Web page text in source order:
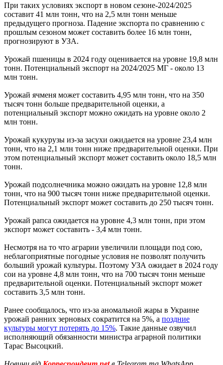
При таких условиях экспорт в новом сезоне-2024/2025
составит 41 млн тонн, что на 2,5 млн тонн меньше
предыдущего прогноза. Падение экспорта по сравнению с
прошлым сезоном может составить более 16 млн тонн,
прогнозируют в УЗА.
Урожай пшеницы в 2024 году оценивается на уровне 19,8 млн
тонн. Потенциальный экспорт на 2024/2025 МГ - около 13
млн тонн.
Урожай ячменя может составить 4,95 млн тонн, что на 350
тысяч тонн больше предварительной оценки, а
потенциальный экспорт можно ожидать на уровне около 2
млн тонн.
Урожай кукурузы из-за засухи ожидается на уровне 23,4 млн
тонн, что на 2,1 млн тонн ниже предварительной оценки. При
этом потенциальный экспорт может составить около 18,5 млн
тонн.
Урожай подсолнечника можно ожидать на уровне 12,8 млн
тонн, что на 900 тысяч тонн ниже предварительной оценки.
Потенциальный экспорт может составить до 250 тысяч тонн.
Урожай рапса ожидается на уровне 4,3 млн тонн, при этом
экспорт может составить - 3,4 млн тонн.
Несмотря на то что аграрии увеличили площади под сою,
неблагоприятные погодные условия не позволят получить
больший урожай культуры. Поэтому УЗА ожидает в 2024 году
сои на уровне 4,8 млн тонн, что на 700 тысяч тонн меньше
предварительной оценки. Потенциальный экспорт может
составить 3,5 млн тонн.
Ранее сообщалось, что из-за аномальной жары в Украине
урожай ранних зерновых сократится на 5%, а поздние
культуры могут потерять до 15%. Такие данные озвучил
исполняющий обязанности министра аграрной политики
Тарас Высоцкий.